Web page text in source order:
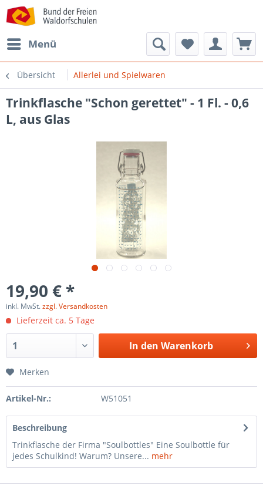
Menü
Übersicht Allerlei und Spielwaren
Trinkflasche "Schon gerettet" - 1 Fl. - 0,6
L, aus Glas
19,90 € *
inkl. MwSt.zzgl. Versandkosten
Lieferzeit ca. 5 Tage
In den Warenkorb
Merken
Artikel-Nr.: W51051
Beschreibung
Trinkflasche der Firma "Soulbottles" Eine Soulbottle für
jedes Schulkind! Warum? Unsere... mehr